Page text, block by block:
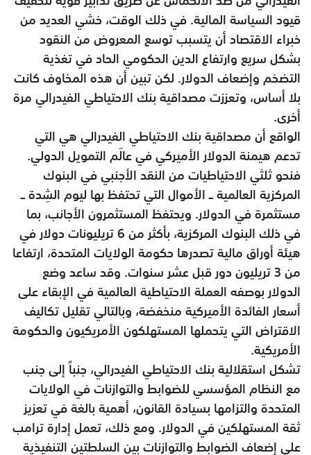
قيود السياسة المالية. في ذلك الوقت، خشي العديد من
خبراء الاقتصاد أن يتسبب توسع المعروض من النقود
بشكل سريع وارتفاع الدين الحكومي الحاد في تغذية
التضخم وإضعاف الدولار. لكن تبين أن هذه المخاوف كانت
بلا أساس، وتعززت مصداقية بنك الاحتياطي الفيدرالي مرة
أخرى.
الواقع أن مصداقية بنك الاحتياطي الفيدرالي هي التي
تدعم هيمنة الدولار الأميركي في عالَم التمويل الدولي.
فنحو ثلثي الاحتياطيات من النقد الأجنبي في البنوك
المركزية العالمية ــ الأموال التي تحتفظ بها ليوم الشِدة ــ
مستثمرة في الدولار. ويحتفظ المستثمرون الأجانب، بما
في ذلك البنوك المركزية، بأكثر من 6 تريليونات دولار في
هيئة أوراق مالية تصدرها حكومة الولايات المتحدة، ارتفاعا
من 3 تريليون دور قبل عشر سنوات. وقد ساعد وضع
الدولار بوصفه العملة الاحتياطية العالمية في الإبقاء على
أسعار الفائدة الأميركية منخفضة، وبالتالي تقليل تكاليف
الاقتراض التي يتحملها المستهلكون الأمريكيون والحكومة
الأمريكية.
تشكل استقلالية بنك الاحتياطي الفيدرالي، جنباً إلى جنب
مع النظام المؤسسي للضوابط والتوازنات في الولايات
المتحدة والتزامها بسيادة القانون، أهمية بالغة في تعزيز
ثقة المستهلكين في الدولار. ومع ذلك، تعمل إدارة ترامب
على إضعاف الضوابط والتوازنات بين السلطتين التنفيذية